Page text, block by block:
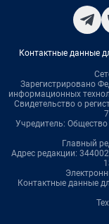
Контактные данные
Зарегистрировано
информационных
Свидетельство о
Учредитель:
Главный
Адрес редакции:
Контактные данные